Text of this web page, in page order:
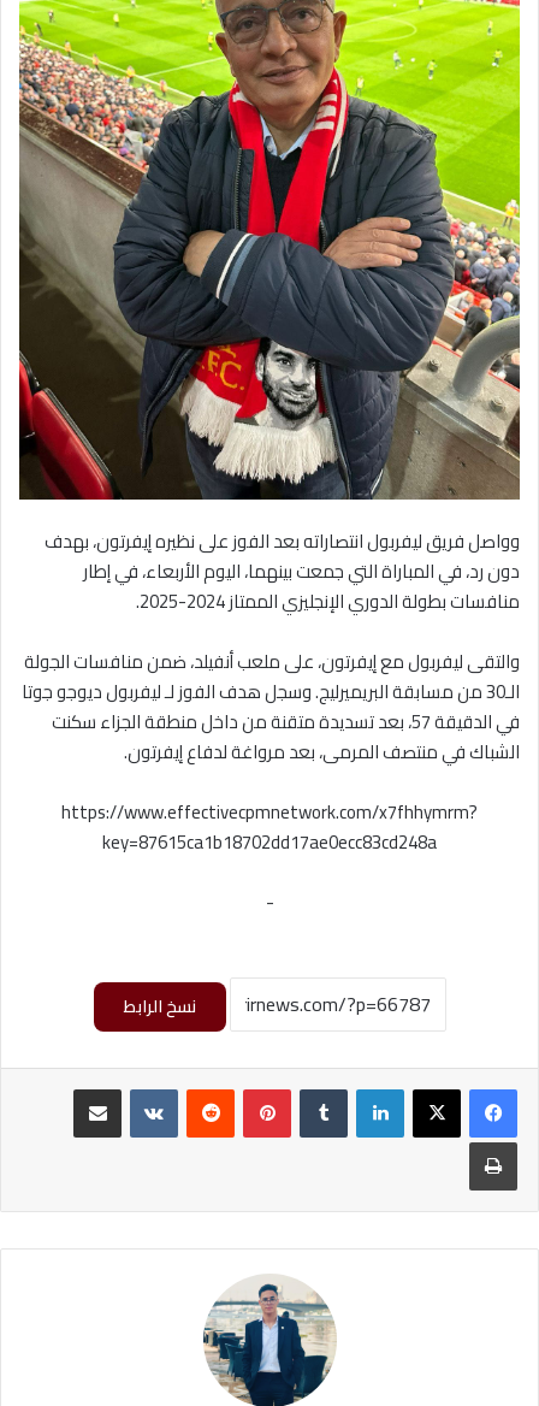
وواصل فريق ليفربول انتصاراته بعد الفوز على نظيره إيفرتون، بهدف
دون رد، في المباراة التي جمعت بينهما، اليوم الأربعاء، في إطار
منافسات بطولة الدوري الإنجليزي الممتاز 2024-2025.
والتقى ليفربول مع إيفرتون، على ملعب أنفيلد، ضمن منافسات الجولة
الـ30 من مسابقة البريميرليج. وسجل هدف الفوز لـ ليفربول ديوجو جوتا
في الدقيقة 57، بعد تسديدة متقنة من داخل منطقة الجزاء سكنت
الشباك في منتصف المرمى، بعد مرواغة لدفاع إيفرتون.
https://www.effectivecpmnetwork.com/x7fhhymrm?
key=87615ca1b18702dd17ae0ecc83cd248a
-
نسخ الرابط
لينكدإن بينتيريست
طباعة